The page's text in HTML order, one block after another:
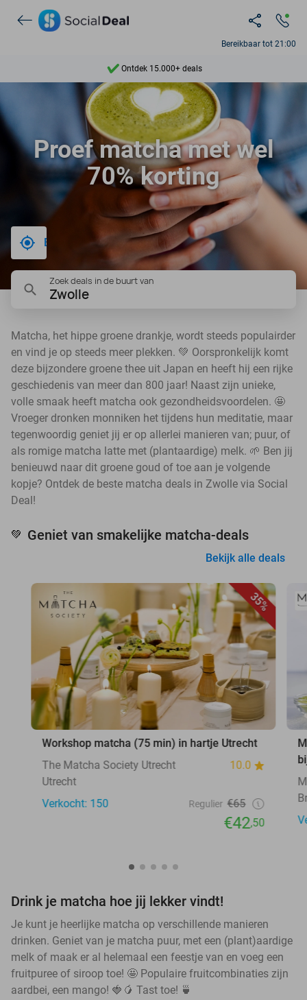
Bereikbaar tot 21:00
Ontdek 15.000+ deals
7 dagen per week beschikbaar
10+ miljoen leden
9,4
Ontdek 15.000+ deals
Proef matcha met wel
70% korting
Bij mij in de buurt
Zoek deals in de buurt van
Zwolle
Matcha, het hippe groene drankje, wordt steeds populairder
en vind je op steeds meer plekken. 💚 Oorspronkelijk komt
deze bijzondere groene thee uit Japan en heeft hij een rijke
geschiedenis van meer dan 800 jaar! Naast zijn unieke,
volle smaak heeft matcha ook gezondheidsvoordelen. 🤩
Vroeger dronken monniken het tijdens hun meditatie, maar
tegenwoordig geniet jij er op allerlei manieren van; puur, of
als romige matcha latte met (plantaardige) melk. 🌱 Ben jij
benieuwd naar dit groene goud of toe aan je volgende
kopje? Ontdek de beste matcha deals in Zwolle via Social
Deal!
💚 Geniet van smakelijke matcha-deals
Bekijk alle deals
35%
Workshop matcha (75 min) in hartje Utrecht
The Matcha Society Utrecht
10.0
Utrecht
Verkocht: 150
Regulier €65
€42,50
Drink je matcha hoe jij lekker vindt!
Je kunt je heerlijke matcha op verschillende manieren
drinken. Geniet van je matcha puur, met een (plant)aardige
melk of maak er al helemaal een feestje van en voeg een
fruitpuree of siroop toe! 🤩 Populaire fruitcombinaties zijn
aardbei, een mango! 🍓🥭 Tast toe! 🍵